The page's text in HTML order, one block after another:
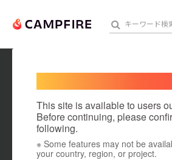
人気のプロ
アート・
This site is available to users
Before continuing, please
following.
※ Some features may not be
your country, region, or project.